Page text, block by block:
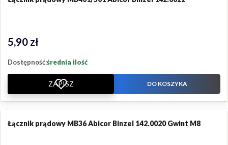
Cena
5,90 zł
Dostępność:średnia ilość
ZAPISZ DO KOSZYKA
Łącznik prądowy MB36 Abicor Binzel 142.0020 Gwint M8